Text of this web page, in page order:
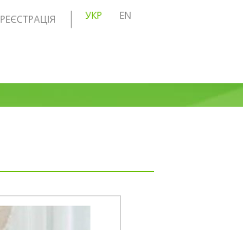
РЕЄСТРАЦІЯ УКР EN